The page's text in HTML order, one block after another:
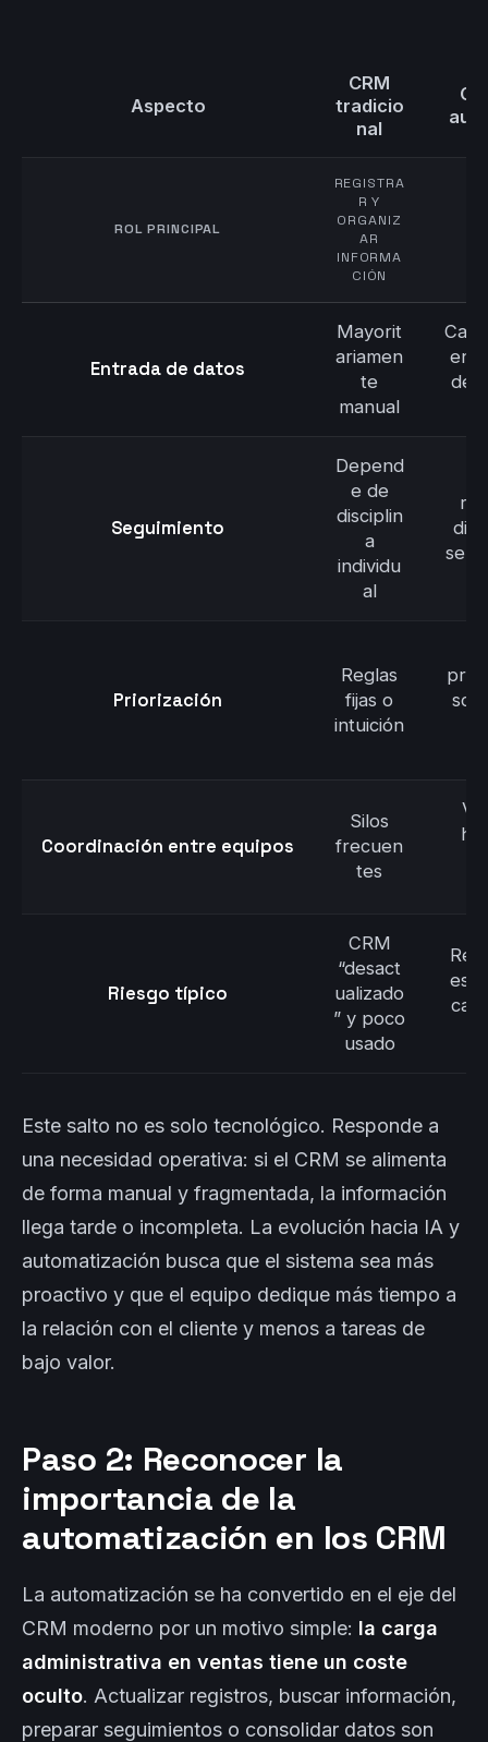
Aspecto
CRM
tradicio
nal
ROL PRINCIPAL
REGISTRA
R Y
ORGANIZ
AR
INFORMA
CIÓN
Entrada de datos
Mayorit
ariamen
te
manual
Seguimiento
Depend
e de
disciplin
a
individu
al
Priorización
Reglas
fijas o
intuición
Coordinación entre equipos
Silos
frecuen
tes
Riesgo típico
CRM
“desact
ualizado
” y poco
usado
es
Este salto no es solo tecnológico. Responde a
una necesidad operativa: si el CRM se alimenta
de forma manual y fragmentada, la información
llega tarde o incompleta. La evolución hacia IA y
automatización busca que el sistema sea más
proactivo y que el equipo dedique más tiempo a
la relación con el cliente y menos a tareas de
bajo valor.
Paso 2: Reconocer la
importancia de la
automatización en los CRM
La automatización se ha convertido en el eje del
CRM moderno por un motivo simple: la carga
administrativa en ventas tiene un coste
oculto. Actualizar registros, buscar información,
preparar seguimientos o consolidar datos son